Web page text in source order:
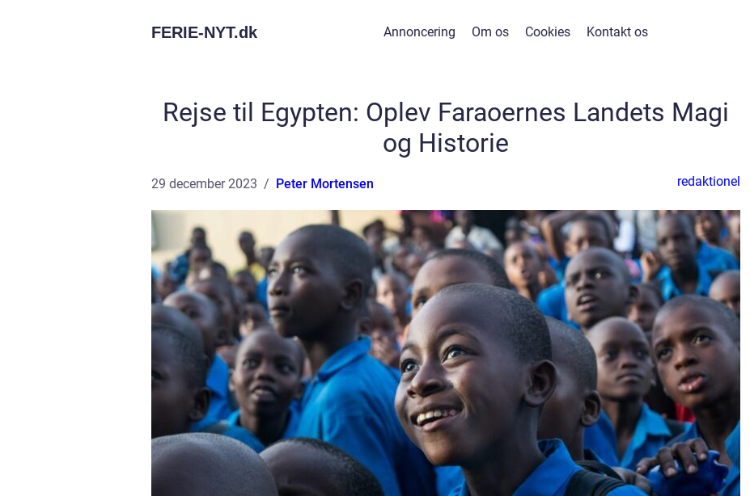
FERIE-NYT.dk Annoncering Om os Cookies Kontakt os
Rejse til Egypten: Oplev Faraoernes Landets Magi
og Historie
29 december 2023 Peter Mortensen redaktionel